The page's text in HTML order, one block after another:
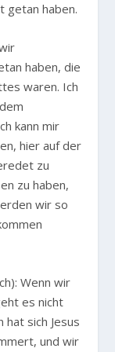
getan haben.
haben, die
waren. Ich
kann mir
hier auf der
zu
zu haben,
wir so
Wenn wir
es nicht
hat sich Jesus
und wir